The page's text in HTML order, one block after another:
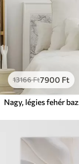
13166Ft7900 Ft
Nagy, légies fehér